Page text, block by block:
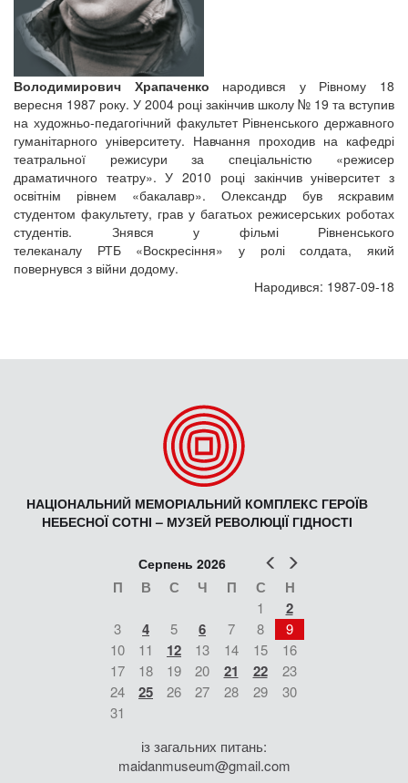
Володимирович Храпаченко народився у Рівному 18
вересня 1987 року. У 2004 році закінчив школу № 19 та вступив
на художньо-педагогічний факультет Рівненського державного
гуманітарного університету. Навчання проходив на кафедрі
театральної режисури за спеціальністю «режисер
драматичного театру». У 2010 році закінчив університет з
освітнім рівнем «бакалавр». Олександр був яскравим
студентом факультету, грав у багатьох режисерських роботах
студентів. Знявся у фільмі Рівненського
телеканалу РТБ «Воскресіння» у ролі солдата, який
повернувся з війни додому.
Народився: 1987-09-18
НАЦІОНАЛЬНИЙ МЕМОРІАЛЬНИЙ КОМПЛЕКС ГЕРОЇВ
НЕБЕСНОЇ СОТНІ – МУЗЕЙ РЕВОЛЮЦІЇ ГІДНОСТІ
Попер
Серпень 2026
П В С Ч П С Н
1 2
3 4 5 6 7 8
9
10
11 12 13 14 15
16
17
18 19 20 21 22
23
24
25 26 27 28 29
30
31
із загальних питань:
maidanmuseum@gmail.com